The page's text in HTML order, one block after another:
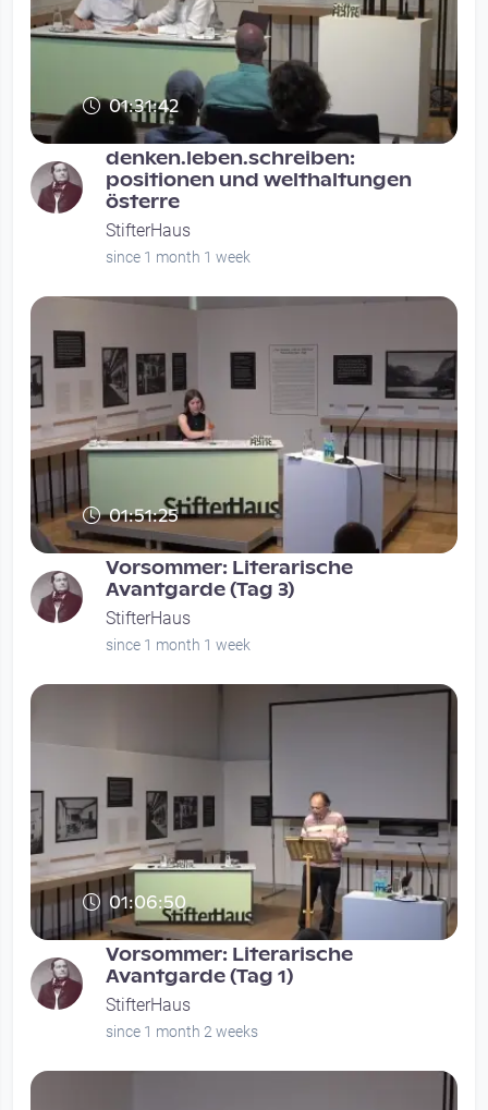
01:31:42
denken.leben.schreiben:
positionen und welthaltungen
österre
StifterHaus
since 1 month 1 week
01:51:25
Vorsommer: Literarische
Avantgarde (Tag 3)
StifterHaus
since 1 month 1 week
01:06:50
Vorsommer: Literarische
Avantgarde (Tag 1)
StifterHaus
since 1 month 2 weeks